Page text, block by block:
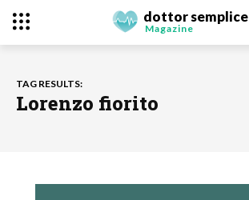
dottor semplice
Magazine
TAG RESULTS:
Lorenzo fiorito